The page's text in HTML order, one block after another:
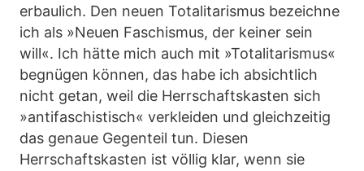
erbaulich. Den neuen Totalitarismus bezeichne
ich als »Neuen Faschismus, der keiner sein
will«. Ich hätte mich auch mit »Totalitarismus«
begnügen können, das habe ich absichtlich
nicht getan, weil die Herrschaftskasten sich
»antifaschistisch« verkleiden und gleichzeitig
das genaue Gegenteil tun. Diesen
Herrschaftskasten ist völlig klar, wenn sie